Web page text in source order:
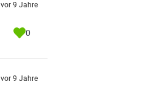
vor 9 Jahre
0
vor 9 Jahre